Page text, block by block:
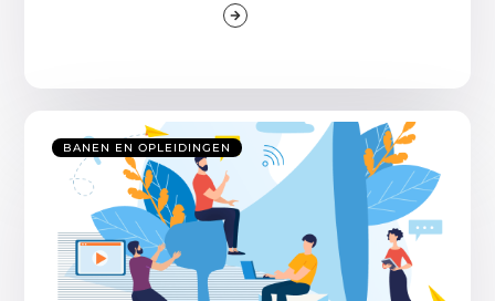
BANEN EN OPLEIDINGEN